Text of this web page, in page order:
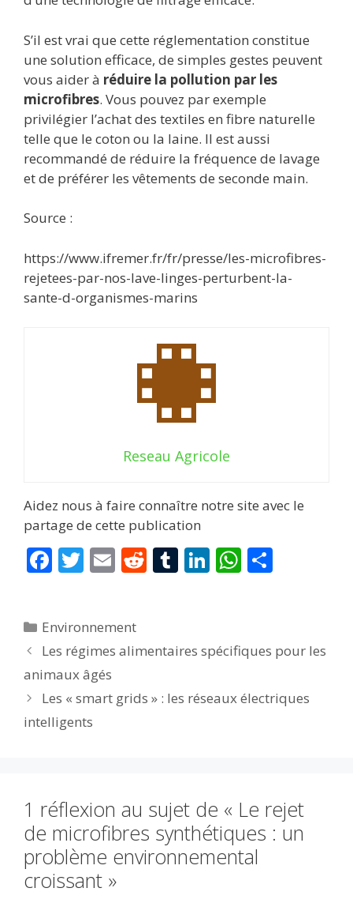
S’il est vrai que cette réglementation constitue
une solution efficace, de simples gestes peuvent
vous aider à réduire la pollution par les
microfibres. Vous pouvez par exemple
privilégier l’achat des textiles en fibre naturelle
telle que le coton ou la laine. Il est aussi
recommandé de réduire la fréquence de lavage
et de préférer les vêtements de seconde main.
Source :
https://www.ifremer.fr/fr/presse/les-microfibres-
rejetees-par-nos-lave-linges-perturbent-la-
sante-d-organismes-marins
Reseau Agricole
Aidez nous à faire connaître notre site avec le
partage de cette publication
F
b
o
o
k
T
er
E
l
R
t
T
r
Li
dI
W
A
p
p
er
Catégories
Environnement
Les régimes alimentaires spécifiques pour les
animaux âgés
Les « smart grids » : les réseaux électriques
intelligents
1 réflexion au sujet de « Le rejet
de microfibres synthétiques : un
problème environnemental
croissant »